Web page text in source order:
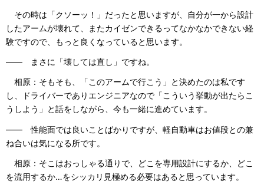
その時は「クソーッ！」だったと思いますが、自分が一から設計
したアームが壊れて、またカイゼンできるってなかなかできない経
験ですので、もっと良くなっていると思います。
―― まさに「壊しては直し」ですね。
相原：そもそも、「このアームで行こう」と決めたのは私です
し、ドライバーでありエンジニアなので「こういう挙動が出たらこ
うしよう」と話をしながら、今も一緒に進めています。
―― 性能面では良いことばかりですが、軽自動車はお値段との兼
ね合いは気になる所です。
相原：そこはおっしゃる通りで、どこを専用設計にするか、どこ
を流用するか…をシッカリ見極める必要はあると思っています。